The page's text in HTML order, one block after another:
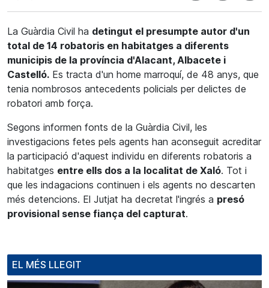
La Guàrdia Civil ha detingut el presumpte autor d'un
total de 14 robatoris en habitatges a diferents
municipis de la província d'Alacant, Albacete i
Castelló. Es tracta d'un home marroquí, de 48 anys, que
tenia nombrosos antecedents policials per delictes de
robatori amb força.
Segons informen fonts de la Guàrdia Civil, les
investigacions fetes pels agents han aconseguit acreditar
la participació d'aquest individu en diferents robatoris a
habitatges entre ells dos a la localitat de Xaló. Tot i
que les indagacions continuen i els agents no descarten
més detencions. El Jutjat ha decretat l'ingrés a presó
provisional sense fiança del capturat.
EL MÉS LLEGIT